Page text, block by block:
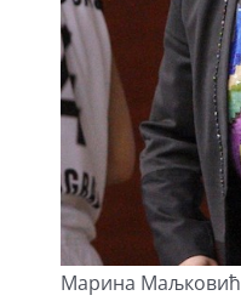
Марина Маљковић